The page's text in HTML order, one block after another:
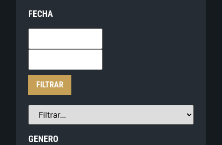
FECHA
FILTRAR
GENERO